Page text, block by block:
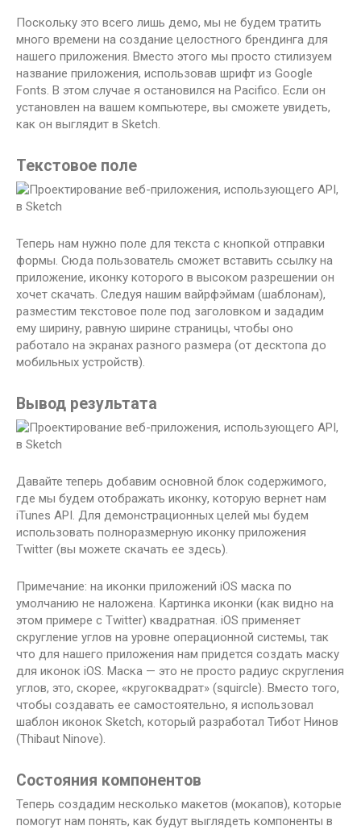
Поскольку это всего лишь демо, мы не будем тратить
много времени на создание целостного брендинга для
нашего приложения. Вместо этого мы просто стилизуем
название приложения, использовав шрифт из Google
Fonts. В этом случае я остановился на Pacifico. Если он
установлен на вашем компьютере, вы сможете увидеть,
как он выглядит в Sketch.
Текстовое поле
Теперь нам нужно поле для текста с кнопкой отправки
формы. Сюда пользователь сможет вставить ссылку на
приложение, иконку которого в высоком разрешении он
хочет скачать. Следуя нашим вайрфэймам (шаблонам),
разместим текстовое поле под заголовком и зададим
ему ширину, равную ширине страницы, чтобы оно
работало на экранах разного размера (от десктопа до
мобильных устройств).
Вывод результата
Давайте теперь добавим основной блок содержимого,
где мы будем отображать иконку, которую вернет нам
iTunes API. Для демонстрационных целей мы будем
использовать полноразмерную иконку приложения
Twitter (вы можете скачать ее здесь).
Примечание: на иконки приложений iOS маска по
умолчанию не наложена. Картинка иконки (как видно на
этом примере с Twitter) квадратная. iOS применяет
скругление углов на уровне операционной системы, так
что для нашего приложения нам придется создать маску
для иконок iOS. Маска — это не просто радиус скругления
углов, это, скорее, «кругоквадрат» (squircle). Вместо того,
чтобы создавать ее самостоятельно, я использовал
шаблон иконок Sketch, который разработал Тибот Нинов
(Thibaut Ninove).
Состояния компонентов
Теперь создадим несколько макетов (мокапов), которые
помогут нам понять, как будут выглядеть компоненты в